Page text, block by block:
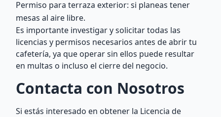
Permiso para terraza exterior: si planeas tener
mesas al aire libre.
Es importante investigar y solicitar todas las
licencias y permisos necesarios antes de abrir tu
cafetería, ya que operar sin ellos puede resultar
en multas o incluso el cierre del negocio.
Contacta con Nosotros
Si estás interesado en obtener la Licencia de